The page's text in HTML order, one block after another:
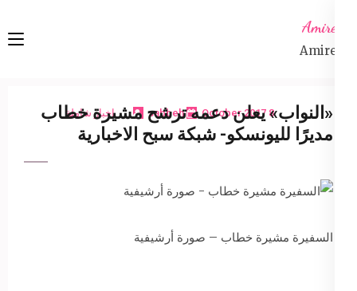
content
Enter)
Amireta
Amireta
8 October 2017
sabbeh اخبار شاملة
«النواب» يعلن دعمه ترشح مشيرة خطاب
مديرًا لليونسكو- شبكة سبح الاخبارية
السفيرة مشيرة خطاب – صورة أرشيفية